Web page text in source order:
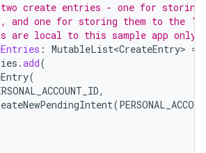
create entries - one for
and one for storing them to the
are local to this sample app only.
: MutableList<CreateEntry> =
.add(
(
,
(